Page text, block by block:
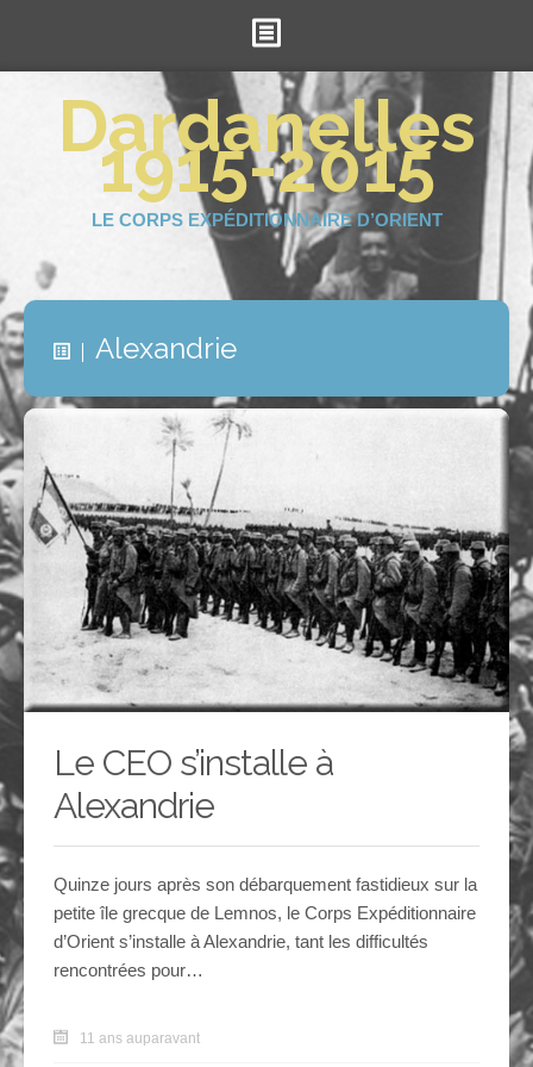
Accueil
Le projet
La Royale
Les Britanniques
Les Ottomans
Dardanelles
1915-2015
LE CORPS EXPÉDITIONNAIRE D’ORIENT
Alexandrie
Le CEO s’installe à
Alexandrie
Quinze jours après son débarquement fastidieux sur la
petite île grecque de Lemnos, le Corps Expéditionnaire
d’Orient s’installe à Alexandrie, tant les difficultés
rencontrées pour…
11 ans auparavant